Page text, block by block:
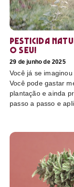
Pesticida
o seu!
29 de junho de 2025
Você já se
Você pode gastar
plantação e ainda
passo a passo e